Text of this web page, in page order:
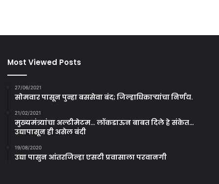
Most Viewed Posts
27/06/2021
सोमवार पासून पुन्हा बससेवा बंद; जिल्हाधिकाऱ्यांचा निर्णय.
21/02/2021
मुख्यमंत्र्यांचा अल्टीमेटम… लॉकडाऊन बाबत दिले हे संकेत…
उद्यापासून ही असेल बंदी
19/08/2020
उद्या पासुन आंतरजिल्हा एसटी प्रवासाला परवानगी